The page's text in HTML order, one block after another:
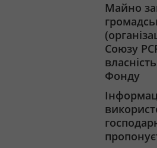
Майно
Союзу
Фонду